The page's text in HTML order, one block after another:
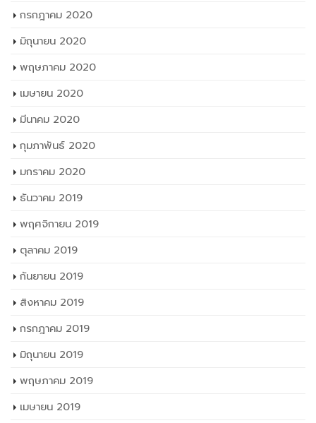
กรกฎาคม 2020
มิถุนายน 2020
พฤษภาคม 2020
เมษายน 2020
มีนาคม 2020
กุมภาพันธ์ 2020
มกราคม 2020
ธันวาคม 2019
พฤศจิกายน 2019
ตุลาคม 2019
กันยายน 2019
สิงหาคม 2019
กรกฎาคม 2019
มิถุนายน 2019
พฤษภาคม 2019
เมษายน 2019